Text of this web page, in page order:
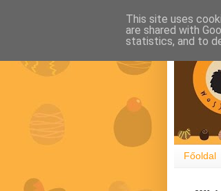
Főoldal
This site uses
are shared with
statistics, and to